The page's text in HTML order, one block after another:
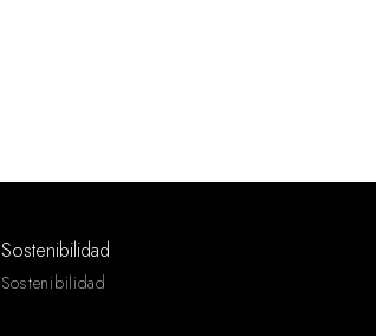
Sostenibilidad
Sostenibilidad